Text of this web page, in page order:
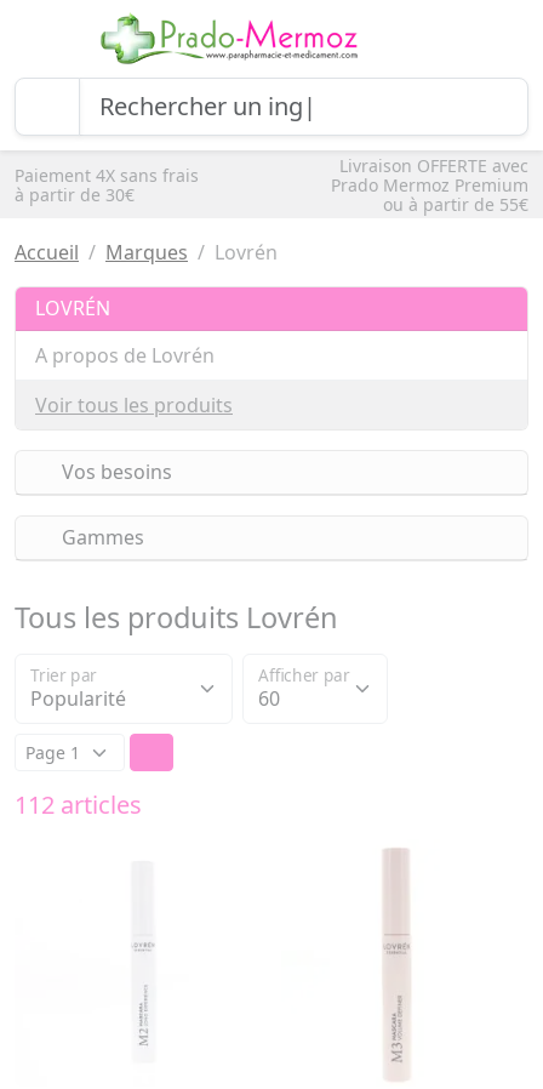
Paiement 4X sans frais
à partir de 30€
Livraison OFFERTE avec
Prado Mermoz Premium
ou à partir de 55€
Accueil Marques Lovrén
LOVRÉN
A propos de Lovrén
Voir tous les produits
Vos besoins
Gammes
Tous les produits Lovrén
Trier par Afficher par
112 articles